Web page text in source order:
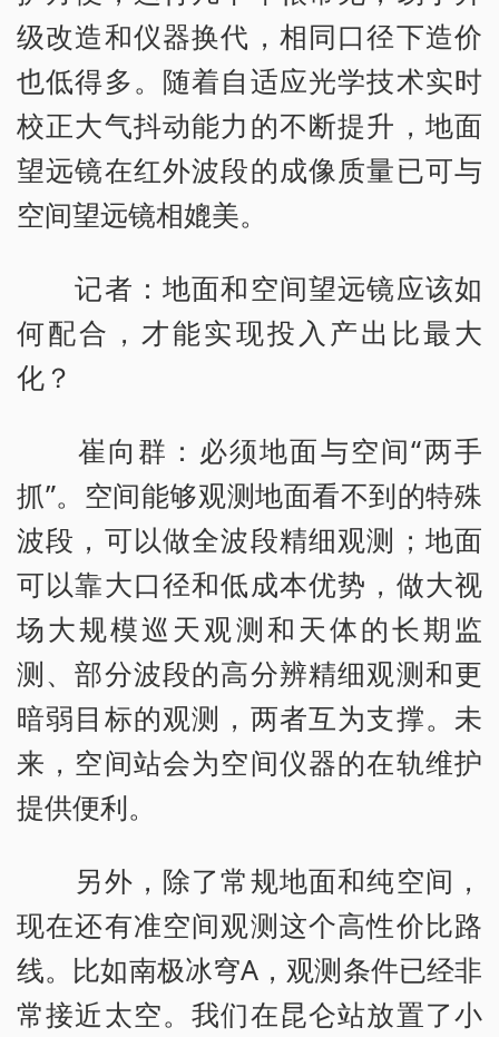
级改造和仪器换代，相同口径下造价
也低得多。随着自适应光学技术实时
校正大气抖动能力的不断提升，地面
望远镜在红外波段的成像质量已可与
空间望远镜相媲美。
记者：地面和空间望远镜应该如
何配合，才能实现投入产出比最大
化？
崔向群：必须地面与空间“两手
抓”。空间能够观测地面看不到的特殊
波段，可以做全波段精细观测；地面
可以靠大口径和低成本优势，做大视
场大规模巡天观测和天体的长期监
测、部分波段的高分辨精细观测和更
暗弱目标的观测，两者互为支撑。未
来，空间站会为空间仪器的在轨维护
提供便利。
另外，除了常规地面和纯空间，
现在还有准空间观测这个高性价比路
线。比如南极冰穹A，观测条件已经非
常接近太空。我们在昆仑站放置了小